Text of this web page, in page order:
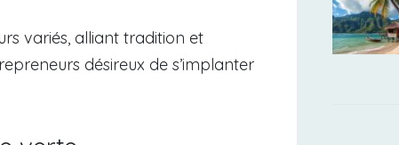
variés, alliant tradition et
désireux de s’implanter